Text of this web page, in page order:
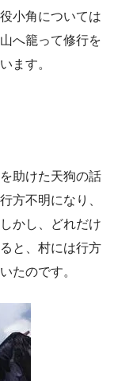
小角については
へ籠って修行を
ます。
助けた天狗の話
方不明になり、
かし、どれだけ
と、村には行方
たのです。